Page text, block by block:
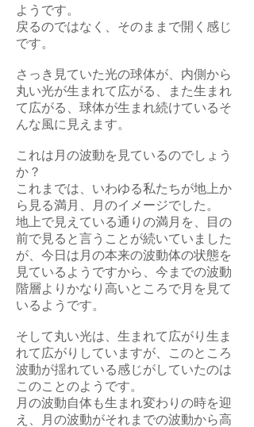
ようです。
戻るのではなく、そのままで開く感じ
です。
さっき見ていた光の球体が、内側から
丸い光が生まれて広がる、また生まれ
て広がる、球体が生まれ続けているそ
んな風に見えます。
これは月の波動を見ているのでしょう
か？
これまでは、いわゆる私たちが地上か
ら見る満月、月のイメージでした。
地上で見えている通りの満月を、目の
前で見ると言うことが続いていました
が、今日は月の本来の波動体の状態を
見ているようですから、今までの波動
階層よりかなり高いところで月を見て
いるようです。
そして丸い光は、生まれて広がり生ま
れて広がりしていますが、このところ
波動が揺れている感じがしていたのは
このことのようです。
月の波動自体も生まれ変わりの時を迎
え、月の波動がそれまでの波動から高